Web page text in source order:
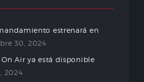
estrenará en
30, 2024
On Air ya está disponible
2024